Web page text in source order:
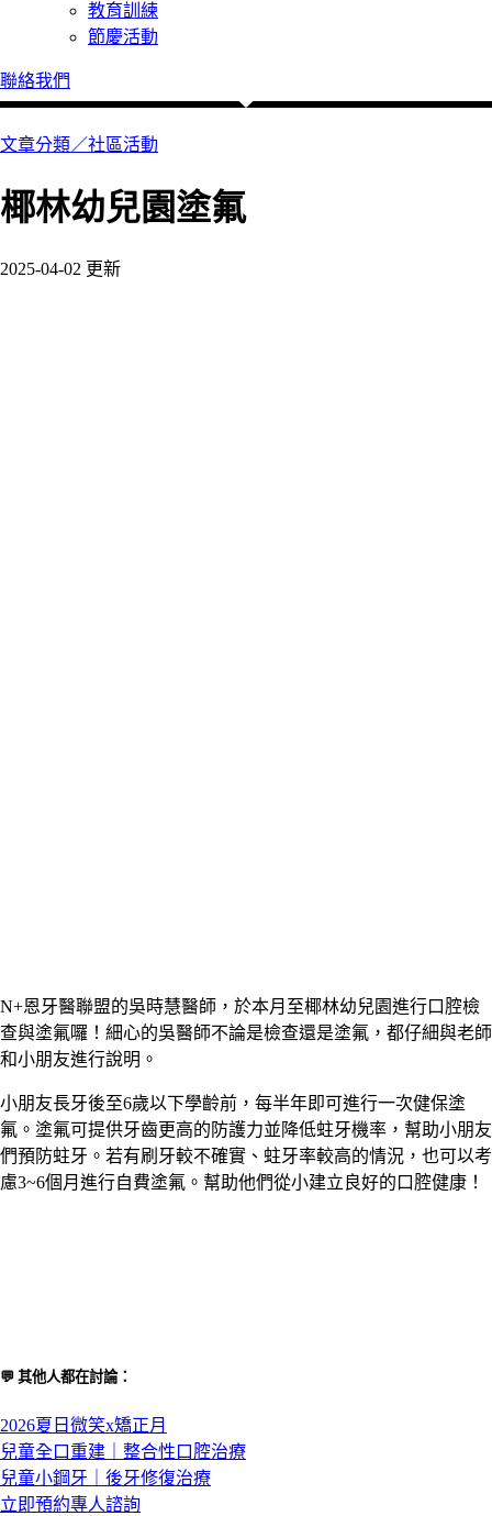
教育訓練
節慶活動
聯絡我們
文章分類／社區活動
椰林幼兒園塗氟
2025-04-02 更新
N+恩牙醫聯盟的吳時慧醫師，於本月至椰林幼兒園進行口腔檢
查與塗氟囉！細心的吳醫師不論是檢查還是塗氟，都仔細與老師
和小朋友進行說明。
小朋友長牙後至6歲以下學齡前，每半年即可進行一次健保塗
氟。塗氟可提供牙齒更高的防護力並降低蛀牙機率，幫助小朋友
們預防蛀牙。若有刷牙較不確實、蛀牙率較高的情況，也可以考
慮3~6個月進行自費塗氟。幫助他們從小建立良好的口腔健康！
💬 其他人都在討論：
2026夏日微笑x矯正月
兒童全口重建｜整合性口腔治療
兒童小鋼牙｜後牙修復治療
立即預約專人諮詢